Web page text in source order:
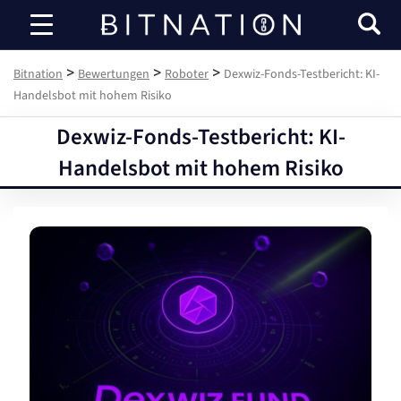
Bitnation
Bitnation > Bewertungen > Roboter > Dexwiz-Fonds-Testbericht: KI-
Handelsbot mit hohem Risiko
Dexwiz-Fonds-Testbericht: KI-
Handelsbot mit hohem Risiko